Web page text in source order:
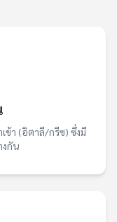
ข้า (อิตาลี/กรีซ) ซึ่งมี
งกัน